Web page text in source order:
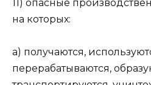
11) опасные
на которых:
а) получаются,
перерабатываются,